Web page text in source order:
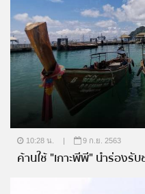
10:28 น. | 9 ก.ย. 2563
ค้านใช้ "เกาะพีพี" นำร่องรั